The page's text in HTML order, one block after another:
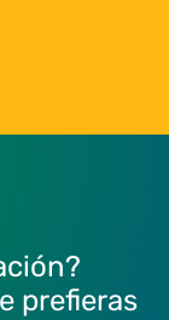
prefieras